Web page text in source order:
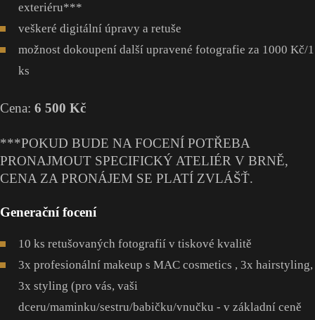
exteriéru***
veškeré digitální úpravy a retuše
možnost dokoupení další upravené fotografie za 1000 Kč/1
ks
Cena: 6 500 Kč
***POKUD BUDE NA FOCENÍ POTŘEBA
PRONAJMOUT SPECIFICKÝ ATELIÉR V BRNĚ,
CENA ZA PRONÁJEM SE PLATÍ ZVLÁŠŤ.
Generační focení
10 ks retušovaných fotografií v tiskové kvalitě
3x profesionální makeup s MAC cosmetics , 3x hairstyling,
3x styling (pro vás, vaši
dceru/maminku/sestru/babičku/vnučku - v základní ceně